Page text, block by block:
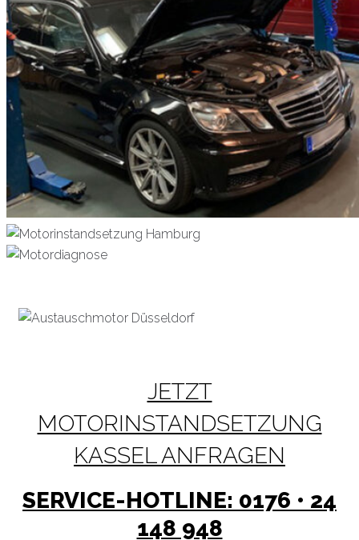
JETZT
MOTORINSTANDSETZUNG
KASSEL ANFRAGEN
SERVICE-HOTLINE: 0176 • 24
148 948